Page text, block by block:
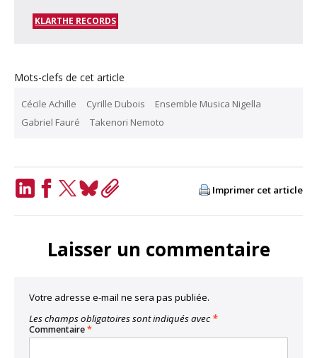
KLARTHE RECORDS
Mots-clefs de cet article
Cécile Achille Cyrille Dubois
Ensemble Musica Nigella
Gabriel Fauré
Takenori Nemoto
Imprimer cet article
Laisser un commentaire
Votre adresse e-mail ne sera pas publiée.
Les champs obligatoires sont indiqués avec *
Commentaire*